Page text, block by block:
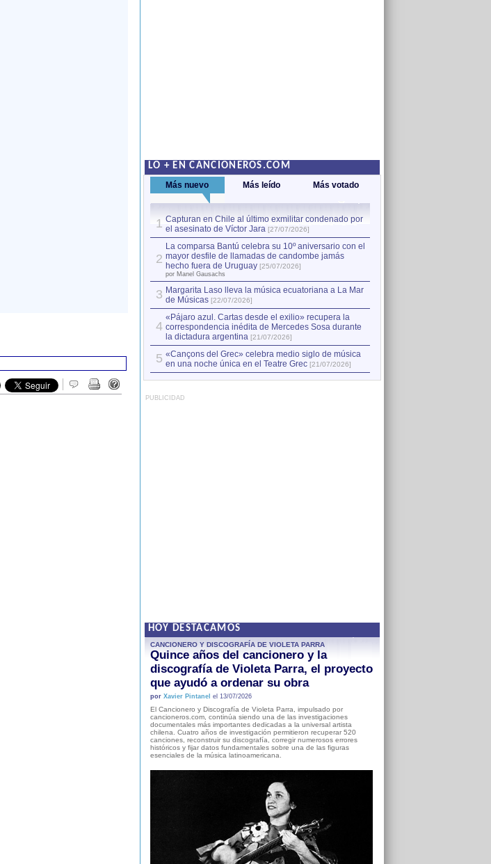
LO + EN CANCIONEROS.COM
Más nuevo Más leído Más votado
1 Capturan en Chile al último exmilitar condenado por
el asesinato de Víctor Jara [27/07/2026]
2
La comparsa Bantú celebra su 10º aniversario con el
mayor desfile de llamadas de candombe jamás
hecho fuera de Uruguay [25/07/2026]
por Manel Gausachs
3 Margarita Laso lleva la música ecuatoriana a La Mar
de Músicas [22/07/2026]
4
«Pájaro azul. Cartas desde el exilio» recupera la
correspondencia inédita de Mercedes Sosa durante
la dictadura argentina [21/07/2026]
5 «Cançons del Grec» celebra medio siglo de música
en una noche única en el Teatre Grec [21/07/2026]
PUBLICIDAD
HOY DESTACAMOS
CANCIONERO Y DISCOGRAFÍA DE VIOLETA PARRA
Quince años del cancionero y la
discografía de Violeta Parra, el proyecto
que ayudó a ordenar su obra
por Xavier Pintanel el 13/07/2026
El Cancionero y Discografía de Violeta Parra, impulsado por
cancioneros.com, continúa siendo una de las investigaciones
documentales más importantes dedicadas a la universal artista
chilena. Cuatro años de investigación permitieron recuperar 520
canciones, reconstruir su discografía, corregir numerosos errores
históricos y fijar datos fundamentales sobre una de las figuras
esenciales de la música latinoamericana.